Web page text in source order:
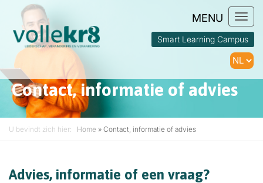
Smart Learning Campus
Contact, informatie of advies
U bevindt zich hier: Home » Contact, informatie of advies
Advies, informatie of een vraag?